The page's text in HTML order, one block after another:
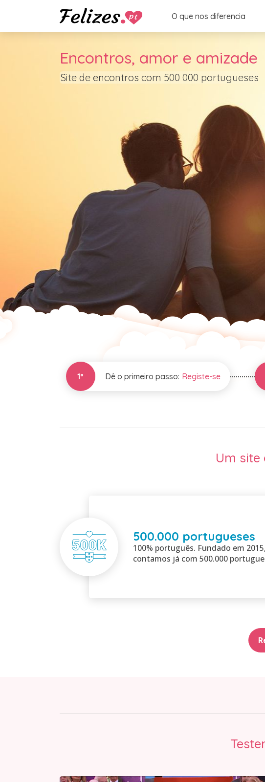
O que nos diferencia
Encontros, amor e amizade
Site de encontros com 500 000 portugueses
1º Dê o primeiro passo: Registe-se
Um
500.000 portugueses
100% português. Fundado em 2015,
contamos já com 500.000